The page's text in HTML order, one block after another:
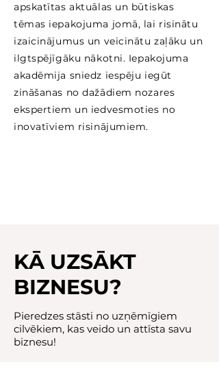
apskatītas aktuālas un būtiskas
tēmas iepakojuma jomā, lai risinātu
izaicinājumus un veicinātu zaļāku un
ilgtspējīgāku nākotni. Iepakojuma
akadēmija sniedz iespēju iegūt
zināšanas no dažādiem nozares
ekspertiem un iedvesmoties no
inovatīviem risinājumiem.
KĀ UZSĀKT
BIZNESU?
Pieredzes stāsti no uzņēmīgiem
cilvēkiem, kas veido un attīsta savu
biznesu!